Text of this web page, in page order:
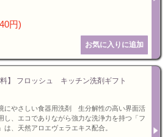
円)
料】 フロッシュ キッチン洗剤ギフト
にやさしい食器用洗剤 生分解性の高い界面活
し、エコでありながら強力な洗浄力を持つ「フ
は、天然アロエヴェラエキス配合。